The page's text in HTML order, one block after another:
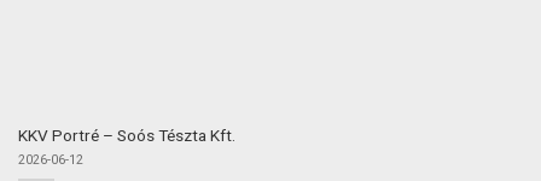
KKV Portré – Soós Tészta Kft.
2026-06-12